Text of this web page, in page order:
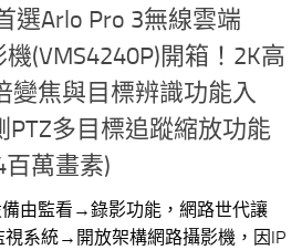
選Arlo Pro 3無線雲端
(VMS4240P)開箱！2K高
變焦與目標辨識功能入
PTZ多目標追蹤縮放功能
萬畫素)
由監看→錄影功能，網路世代讓
視系統→開放架構網路攝影機，因IP